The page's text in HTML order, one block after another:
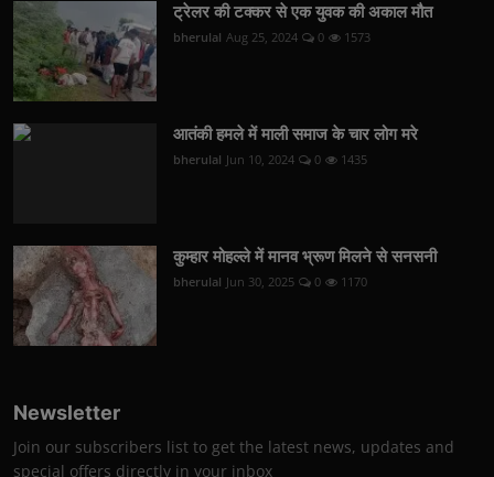
ट्रेलर की टक्कर से एक युवक की अकाल मौत
bherulal Aug 25, 2024 0 1573
आतंकी हमले में माली समाज के चार लोग मरे
bherulal Jun 10, 2024 0 1435
कुम्हार मोहल्ले में मानव भ्रूण मिलने से सनसनी
bherulal Jun 30, 2025 0 1170
Newsletter
Join our subscribers list to get the latest news, updates and
special offers directly in your inbox